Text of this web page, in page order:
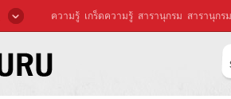
ความรู้ เกร็ดความรู้ สารานุกรม สารานุกร